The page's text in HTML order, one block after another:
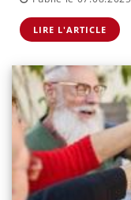
LIRE L'ARTICLE